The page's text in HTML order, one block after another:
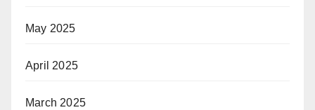
May 2025
April 2025
March 2025